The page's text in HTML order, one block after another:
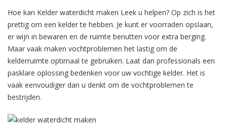
Hoe kan Kelder waterdicht maken Leek u helpen? Op zich is het
prettig om een kelder te hebben. Je kunt er voorraden opslaan,
er wijn in bewaren en de ruimte benutten voor extra berging.
Maar vaak maken vochtproblemen het lastig om de
kelderruimte optimaal te gebruiken. Laat dan professionals een
pasklare oplossing bedenken voor uw vochtige kelder. Het is
vaak eenvoudiger dan u denkt om de vochtproblemen te
bestrijden.